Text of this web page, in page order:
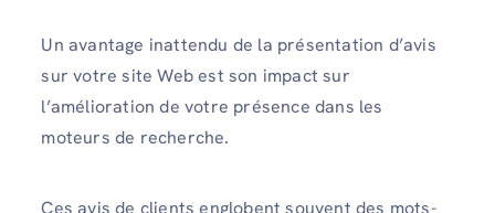
Un avantage inattendu de la présentation d’avis
sur votre site Web est son impact sur
l’amélioration de votre présence dans les
moteurs de recherche.
Ces avis de clients englobent souvent des mots-